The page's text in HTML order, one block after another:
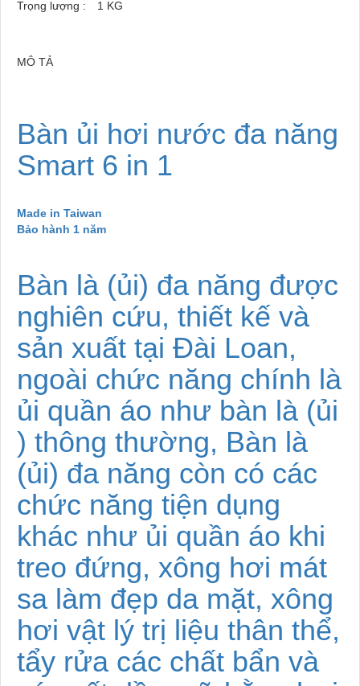
Trọng lượng : 1 KG
MÔ TẢ
Bàn ủi hơi nước đa năng
Smart 6 in 1
Made in Taiwan
Bảo hành 1 năm
Bàn là (ủi) đa năng được
nghiên cứu, thiết kế và
sản xuất tại Đài Loan,
ngoài chức năng chính là
ủi quần áo như bàn là (ủi
) thông thường, Bàn là
(ủi) đa năng còn có các
chức năng tiện dụng
khác như ủi quần áo khi
treo đứng, xông hơi mát
sa làm đẹp da mặt, xông
hơi vật lý trị liệu thân thể,
tẩy rửa các chất bẩn và